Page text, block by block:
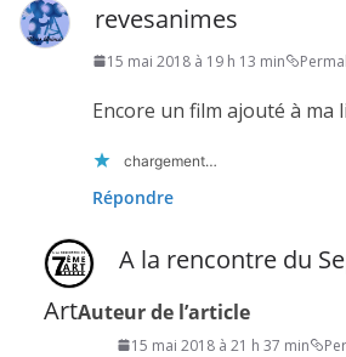
revesanimes
15 mai 2018 à 19 h 13 min
Encore un film ajouté à ma
chargement…
Répondre
A la rencontre du
ArtAuteur de l’article
15 mai 2018 à 21 h 37 min